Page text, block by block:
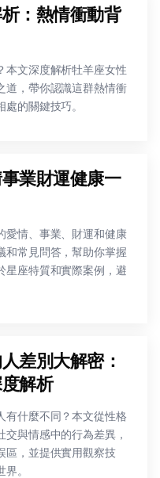
：熱情衝動背
本文深度解析牡羊座女性
道，帶你認識這群熱情衝
的關鍵技巧。
業財運健康一
愛情、事業、財運和健康
和常見問答，幫助你掌握
星座特質和實際案例，避
差別大解密：
解析
有什麼不同？本文從性格
與情感中的行為差異，
區，並提供實用觀察技
。